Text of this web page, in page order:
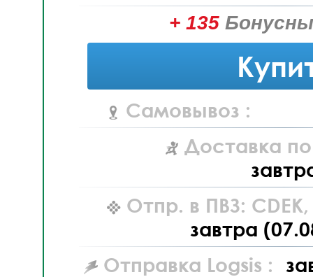
+ 135
Самовывоз :
Доставка
Отпр. в ПВЗ: CDEK,
завтра
Отправка Logsis :